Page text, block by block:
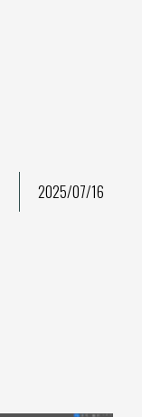
2025/07/16